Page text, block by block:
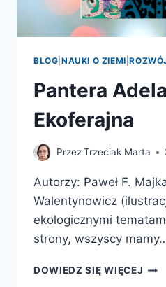
BLOG NAUKI O ZIEMI |
Pantera
Ekoferajna
PrzezTrzeciak Marta
Autorzy: Paweł F.
Walentynowicz
ekologicznymi
strony, wszyscy
DOWIEDZ SIĘ WIĘCEJ